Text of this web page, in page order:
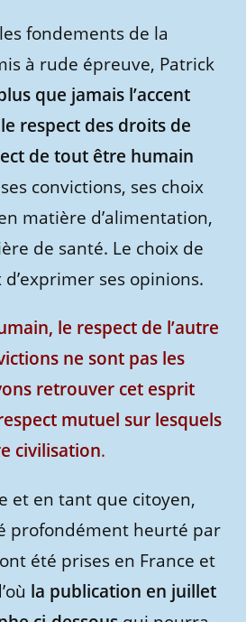
fondements de la
à rude épreuve, Patrick
que jamais l’accent
respect des droits de
de tout être humain
convictions, ses choix
matière d’alimentation,
de santé. Le choix de
ses opinions.
le respect de l’autre
ne sont pas les
retrouver cet esprit
mutuel sur lesquels
civilisation.
et en tant que citoyen,
profondément heurté par
été prises en France et
la publication en juillet